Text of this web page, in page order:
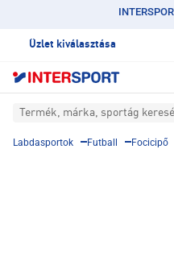
Üzlet kiválasztása
Termék, márka, sportág
Labdasportok Futball Focicipő